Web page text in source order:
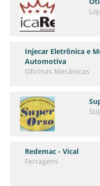
Injecar Eletrônica e
Automotiva
Oficinas Mecânicas
Redemac - Vical
Ferragens